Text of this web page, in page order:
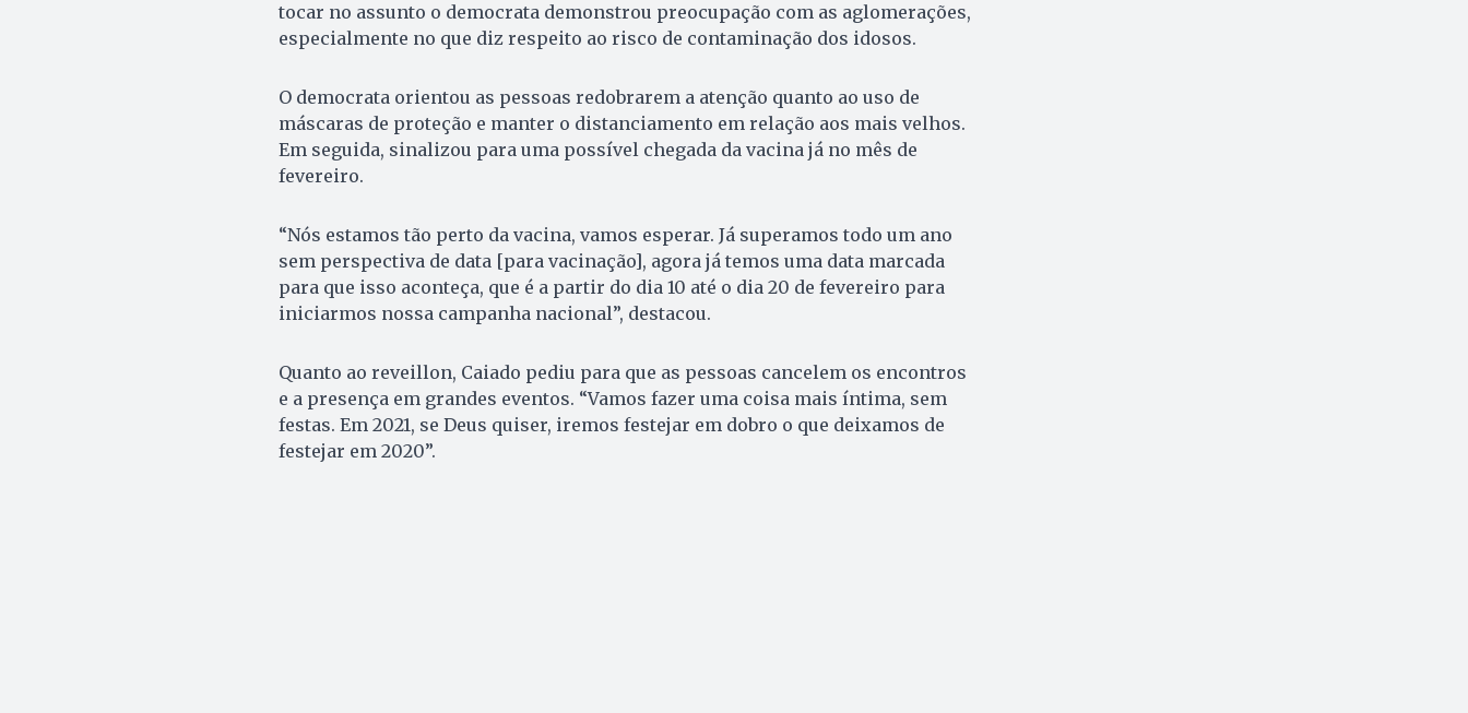
tocar no assunto o democrata demonstrou preocupação com as aglomerações,
especialmente no que diz respeito ao risco de contaminação dos idosos.
O democrata orientou as pessoas redobrarem a atenção quanto ao uso de
máscaras de proteção e manter o distanciamento em relação aos mais velhos.
Em seguida, sinalizou para uma possível chegada da vacina já no mês de
fevereiro.
“Nós estamos tão perto da vacina, vamos esperar. Já superamos todo um ano
sem perspectiva de data [para vacinação], agora já temos uma data marcada
para que isso aconteça, que é a partir do dia 10 até o dia 20 de fevereiro para
iniciarmos nossa campanha nacional”, destacou.
Quanto ao reveillon, Caiado pediu para que as pessoas cancelem os encontros
e a presença em grandes eventos. “Vamos fazer uma coisa mais íntima, sem
festas. Em 2021, se Deus quiser, iremos festejar em dobro o que deixamos de
festejar em 2020”.